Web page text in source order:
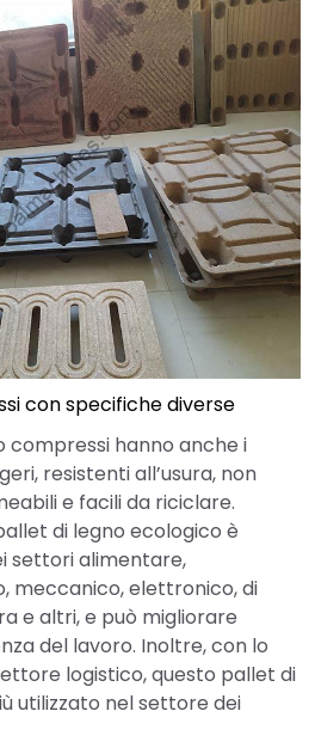
con specifiche diverse
compressi hanno anche i
resistenti all’usura, non
e facili da riciclare.
di legno ecologico è
settori alimentare,
meccanico, elettronico, di
e altri, e può migliorare
del lavoro. Inoltre, con lo
logistico, questo pallet di
utilizzato nel settore dei